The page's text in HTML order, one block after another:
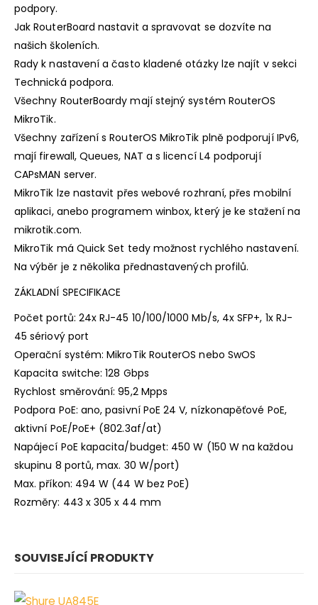
podpory.
Jak RouterBoard nastavit a spravovat se dozvíte na
našich školeních.
Rady k nastavení a často kladené otázky lze najít v sekci
Technická podpora.
Všechny RouterBoardy mají stejný systém RouterOS
MikroTik.
Všechny zařízení s RouterOS MikroTik plně podporují IPv6,
mají firewall, Queues, NAT a s licencí L4 podporují
CAPsMAN server.
MikroTik lze nastavit přes webové rozhraní, přes mobilní
aplikaci, anebo programem winbox, který je ke stažení na
mikrotik.com.
MikroTik má Quick Set tedy možnost rychlého nastavení.
Na výběr je z několika přednastavených profilů.
ZÁKLADNÍ SPECIFIKACE
Počet portů: 24x RJ-45 10/100/1000 Mb/s, 4x SFP+, 1x RJ-
45 sériový port
Operační systém: MikroTik RouterOS nebo SwOS
Kapacita switche: 128 Gbps
Rychlost směrování: 95,2 Mpps
Podpora PoE: ano, pasivní PoE 24 V, nízkonapěťové PoE,
aktivní PoE/PoE+ (802.3af/at)
Napájecí PoE kapacita/budget: 450 W (150 W na každou
skupinu 8 portů, max. 30 W/port)
Max. příkon: 494 W (44 W bez PoE)
Rozměry: 443 x 305 x 44 mm
SOUVISEJÍCÍ PRODUKTY